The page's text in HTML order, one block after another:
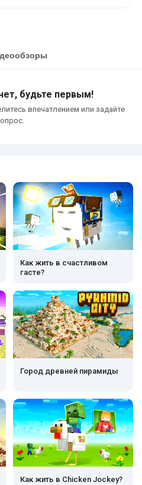
будьте первым!
впечатлением или задайте
Как жить в счастливом
гасте?
Город древней пирамиды
Как жить в Chicken Jockey?